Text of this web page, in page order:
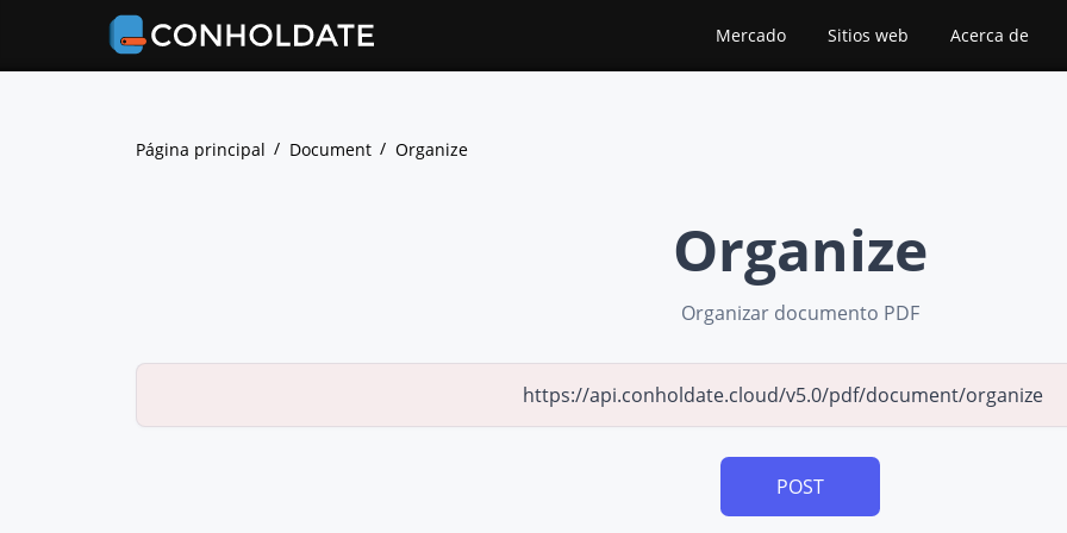
Mercado Sitios web Acerca de
Página principal Document Organize
Organize
Organizar documento PDF
POST